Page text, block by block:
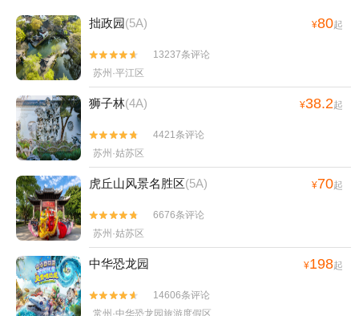
拙政园(5A) ¥80起


13237条评论
苏州·平江区
狮子林(4A) ¥38.2起


4421条评论
苏州·姑苏区
虎丘山风景名胜区(5A) ¥70起


6676条评论
苏州·姑苏区
中华恐龙园 ¥198起


14606条评论